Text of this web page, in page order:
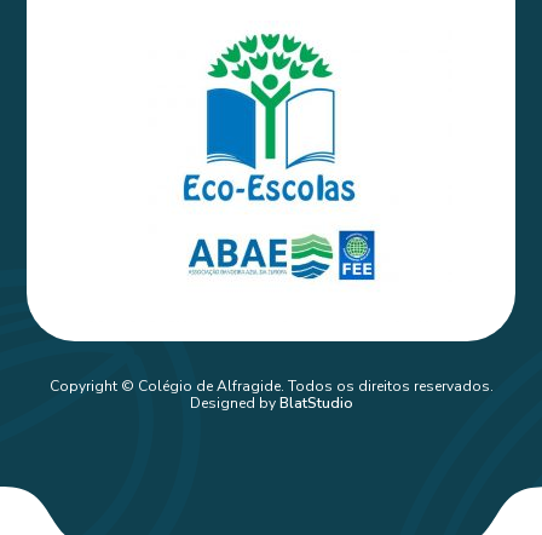
Copyright © Colégio de Alfragide. Todos os direitos reservados.
Designed byBlatStudio